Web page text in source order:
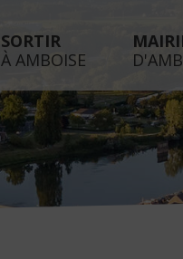
SORTIR
À AMBOISE